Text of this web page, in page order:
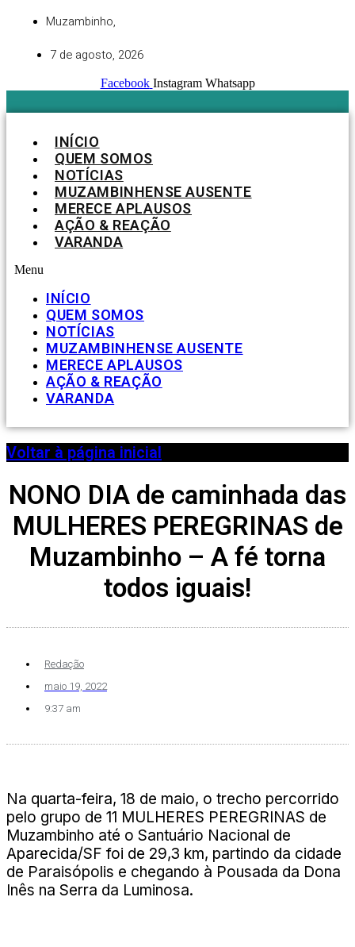
conteúdo
Muzambinho,
7 de agosto, 2026
Facebook Instagram Whatsapp
INÍCIO
QUEM SOMOS
NOTÍCIAS
MUZAMBINHENSE AUSENTE
MERECE APLAUSOS
AÇÃO & REAÇÃO
VARANDA
Menu
INÍCIO
QUEM SOMOS
NOTÍCIAS
MUZAMBINHENSE AUSENTE
MERECE APLAUSOS
AÇÃO & REAÇÃO
VARANDA
Voltar à página inicial
NONO DIA de caminhada das
MULHERES PEREGRINAS de
Muzambinho – A fé torna
todos iguais!
Redação
maio 19, 2022
9:37 am
Na quarta-feira, 18 de maio, o trecho percorrido
pelo grupo de 11 MULHERES PEREGRINAS de
Muzambinho até o Santuário Nacional de
Aparecida/SF foi de 29,3 km, partindo da cidade
de Paraisópolis e chegando à Pousada da Dona
Inês na Serra da Luminosa.